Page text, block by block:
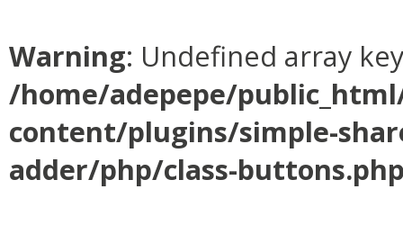
Warning: Undefined array
/home/adepepe/
content/plugins/simple-
adder/php/class-